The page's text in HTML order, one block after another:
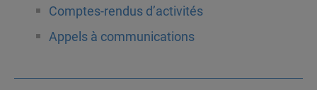
Comptes-rendus d’activités
Appels à communications